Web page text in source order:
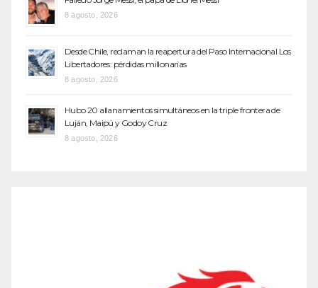
8 agosto, 2026
Desde Chile, reclaman la reapertura del Paso Internacional Los
Libertadores: pérdidas millonarias
8 agosto, 2026
Hubo 20 allanamientos simultáneos en la triple frontera de
Luján, Maipú y Godoy Cruz
8 agosto, 2026